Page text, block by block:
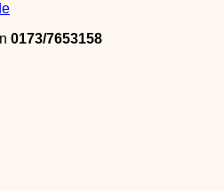
0173/7653158